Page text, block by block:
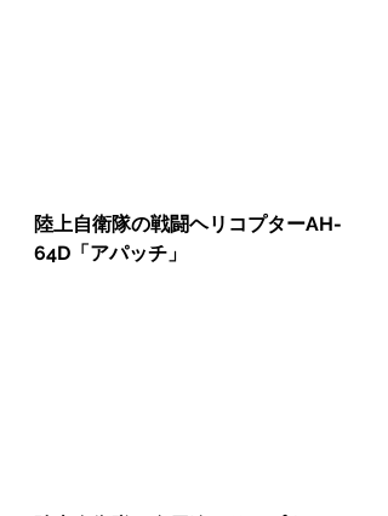
陸上自衛隊の戦闘ヘリコプターAH-
64D「アパッチ」